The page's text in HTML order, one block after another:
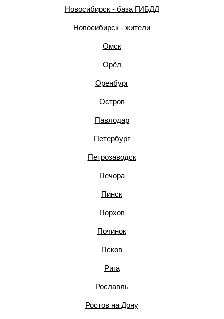
Новосибирск - база ГИБДД
Новосибирск - жители
Омск
Орёл
Оренбург
Остров
Павлодар
Петербург
Петрозаводск
Печора
Пинск
Порхов
Починок
Псков
Рига
Рославль
Ростов на Дону